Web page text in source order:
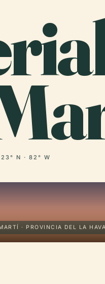
23° N · 82° W
· PROVINCIA DEL LA